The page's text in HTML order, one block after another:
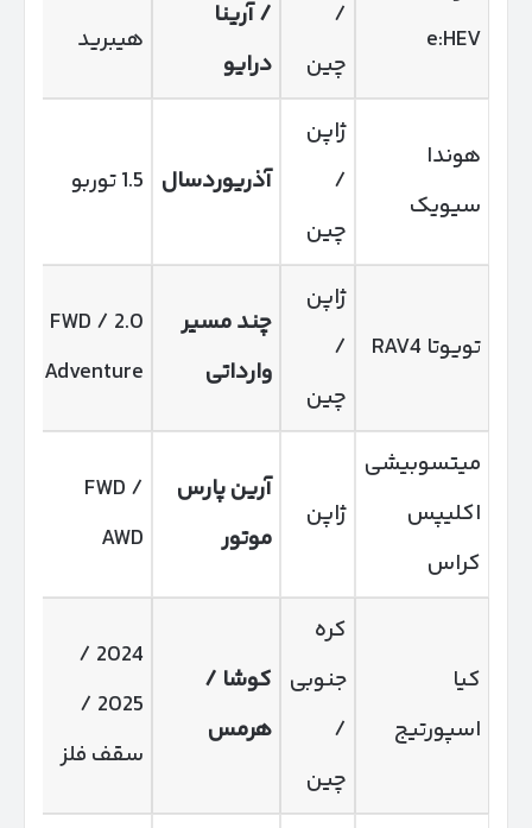
e:HEV
/
چین
/ آرینا
درایو
هیبرید
هوندا
سیویک
ژاپن
/
چین
آذریوردسال 1.5 توربو
تویوتا RAV4
ژاپن
/
چین
چند مسیر
وارداتی
2.0 FWD /
Adventure
میتسوبیشی
اکلیپس
کراس
ژاپن
آرین پارس
موتور
FWD /
AWD
کیا
اسپورتیج
کره
جنوبی
/
چین
کوشا /
هرمس
2024 /
2025 /
سقف فلز